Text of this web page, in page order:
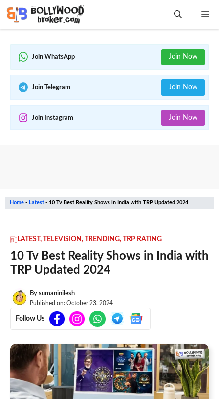
Join WhatsApp Join Now
Join Telegram Join Now
Join Instagram Join Now
Home - Latest - 10 Tv Best Reality Shows in India with TRP Updated 2024
LATEST , TELEVISION , TRENDING, TRP RATING
10 Tv Best Reality Shows in India with
TRP Updated 2024
By sumaninilesh
Published on: October 23, 2024
Follow Us